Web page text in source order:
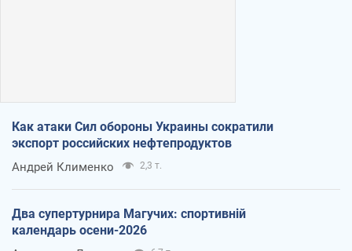
Как атаки Сил обороны Украины сократили
экспорт российских нефтепродуктов
Андрей Клименко 2,3 т.
Два супертурнира Магучих: спортивній
календарь осени-2026